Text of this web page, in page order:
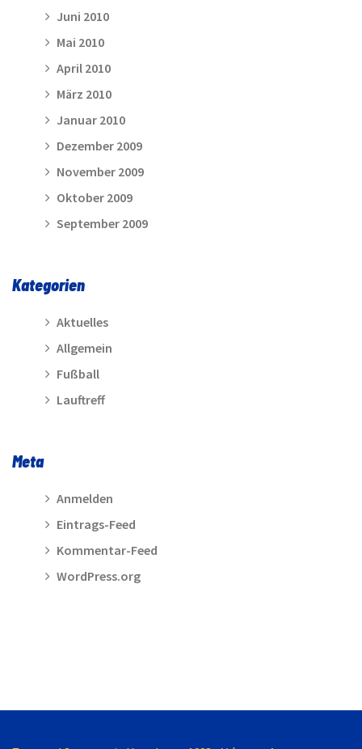
Juni 2010
Mai 2010
April 2010
März 2010
Januar 2010
Dezember 2009
November 2009
Oktober 2009
September 2009
Kategorien
Aktuelles
Allgemein
Fußball
Lauftreff
Meta
Anmelden
Eintrags-Feed
Kommentar-Feed
WordPress.org